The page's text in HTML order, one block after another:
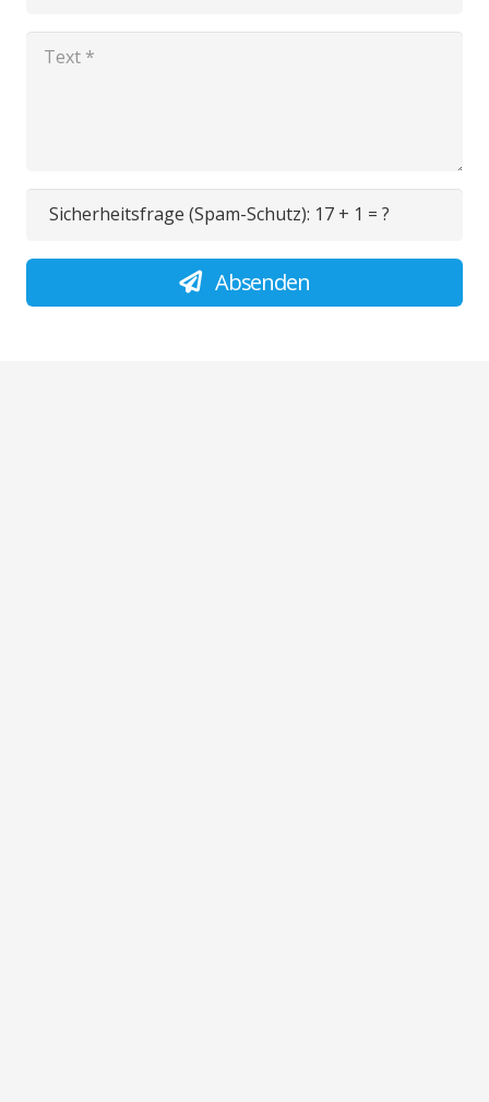
Sicherheitsfrage (Spam-Schutz): 17 + 1 = ?
Absenden